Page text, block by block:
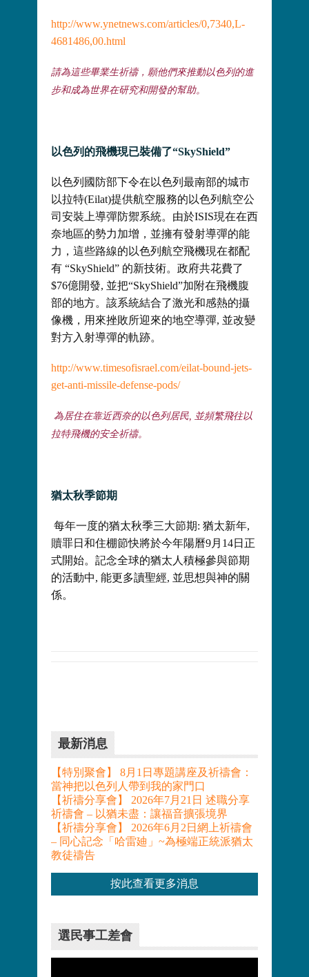
http://www.ynetnews.com/articles/0,7340,L-
4681486,00.html
請為這些畢業生祈禱，願他們來推動以色列的進
步和成為世界在研究和開發的幫助。
以色列的飛機現已裝備了“SkyShield”
以色列國防部下令在以色列最南部的城市
以拉特(Eilat)提供航空服務的以色列航空公
司安裝上導彈防禦系統。由於ISIS現在在西
奈地區的勢力加增，並擁有發射導彈的能
力，這些路線的以色列航空飛機現在都配
有 “SkyShield” 的新技術。政府共花費了
$76億開發, 並把“SkyShield”加附在飛機腹
部的地方。該系統結合了激光和感熱的攝
像機，用來挫敗所迎來的地空導彈, 並改變
對方入射導彈的軌跡。
http://www.timesofisrael.com/eilat-bound-jets-
get-anti-missile-defense-pods/
為居住在靠近西奈的以色列居民, 並頻繁飛往以
拉特飛機的安全祈禱。
猶太秋季節期
每年一度的猶太秋季三大節期: 猶太新年,
贖罪日和住棚節快將於今年陽曆9月14日正
式開始。記念全球的猶太人積極參與節期
的活動中, 能更多讀聖經, 並思想與神的關
係。
最新消息
【特別聚會】 8月1日專題講座及祈禱會：
當神把以色列人帶到我的家門口
【祈禱分享會】 2026年7月21日 述職分享
祈禱會 – 以猶未盡：讓福音擴張境界
【祈禱分享會】 2026年6月2日網上祈禱會
– 同心記念「哈雷廸」~為極端正統派猶太
教徒禱告
按此查看更多消息
選民事工差會